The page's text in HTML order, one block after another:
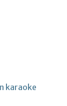
karaoke